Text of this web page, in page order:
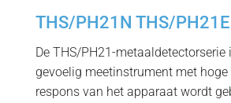
THS/PH21N THS/PH21E
De THS/PH21-metaaldetectorserie
gevoelig meetinstrument met hoge
respons van het apparaat wordt